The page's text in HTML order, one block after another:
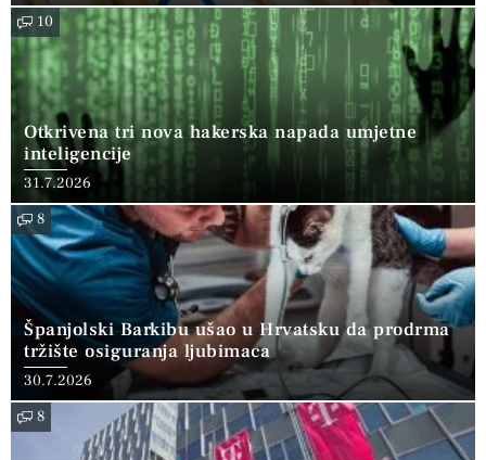
10
Otkrivena tri nova hakerska napada umjetne
inteligencije
31.7.2026
8
Španjolski Barkibu ušao u Hrvatsku da prodrma
tržište osiguranja ljubimaca
30.7.2026
8